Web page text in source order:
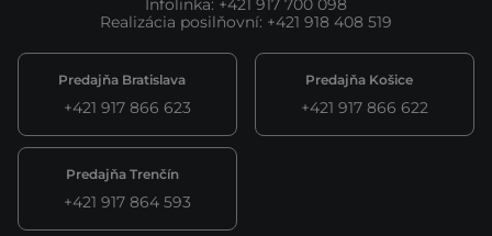
Infolinka: +421 917 700 098
Realizácia posilňovní: +421 918 408 519
Predajňa Bratislava
+421 917 866 623
Predajňa Košice
+421 917 866 622
Predajňa Trenčín
+421 917 864 593